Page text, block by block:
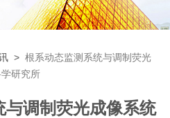
>根系动态监测系统与调制荧光
研究所
调制荧光成像系统